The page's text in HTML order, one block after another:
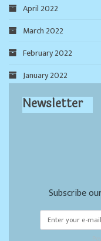
April 2022
March 2022
February 2022
January 2022
Newsletter
Subscribe